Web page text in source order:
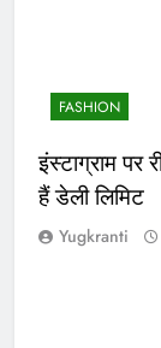
FASHION
इंस्टाग्राम पर
हैं डेली लिमिट
Yugkranti